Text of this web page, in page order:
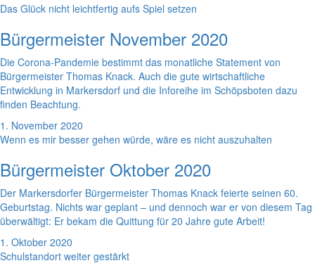
Das Glück nicht leichtfertig aufs Spiel setzen
Bürgermeister November 2020
Die Corona-Pandemie bestimmt das monatliche Statement von
Bürgermeister Thomas Knack. Auch die gute wirtschaftliche
Entwicklung in Markersdorf und die Inforeihe im Schöpsboten dazu
finden Beachtung.
1. November 2020
Wenn es mir besser gehen würde, wäre es nicht auszuhalten
Bürgermeister Oktober 2020
Der Markersdorfer Bürgermeister Thomas Knack feierte seinen 60.
Geburtstag. Nichts war geplant – und dennoch war er von diesem Tag
überwältigt: Er bekam die Quittung für 20 Jahre gute Arbeit!
1. Oktober 2020
Schulstandort weiter gestärkt